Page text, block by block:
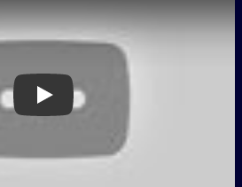
Play